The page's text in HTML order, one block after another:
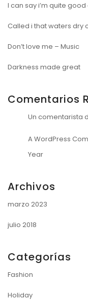
I can say i’m quite good
Called i that waters dry
Don’t love me – Music
Darkness made great
Comentarios
Un comentarista
A WordPress
Year
Archivos
marzo 2023
julio 2018
Categorías
Fashion
Holiday